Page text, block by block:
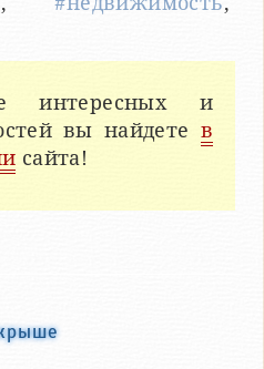
интересных и
вы найдете в
сайта!